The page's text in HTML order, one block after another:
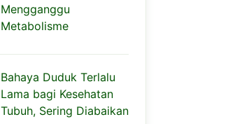
Mengganggu
Metabolisme
Bahaya Duduk Terlalu
Lama bagi Kesehatan
Tubuh, Sering Diabaikan